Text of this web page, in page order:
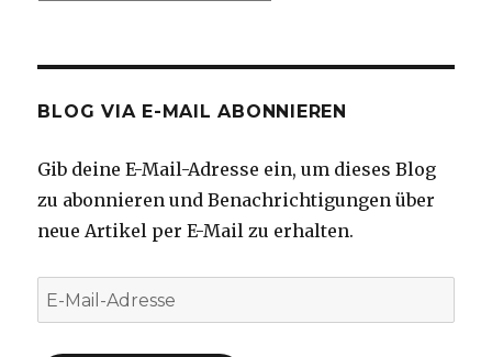
BLOG VIA E-MAIL ABONNIEREN
Gib deine E-Mail-Adresse ein, um dieses Blog
zu abonnieren und Benachrichtigungen über
neue Artikel per E-Mail zu erhalten.
E-
Mail-